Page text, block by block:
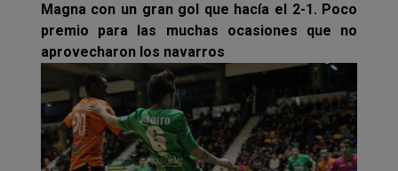
Magna con un gran gol que hacía el 2-1. Poco
premio para las muchas ocasiones que no
aprovecharon los navarros